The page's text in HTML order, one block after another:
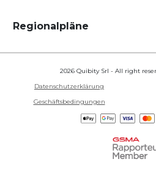
Regionalpläne
2026 Quibity Srl - All right
Datenschutzerklärung
Geschäftsbedingungen